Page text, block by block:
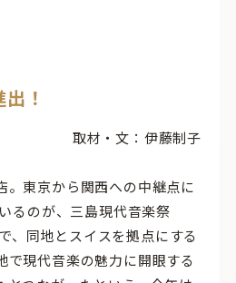
！
取材・文：伊藤制子
東京から関西への中継点に
るのが、三島現代音楽祭
、同地とスイスを拠点にする
現代音楽の魅力に開眼する